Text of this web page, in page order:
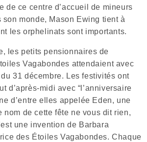
de ce centre d’accueil de mineurs
son monde, Mason Ewing tient à
les orphelinats sont importants.
les petits pensionnaires de
Vagabondes attendaient avec
31 décembre. Les festivités ont
d’après-midi avec “l’anniversaire
d’entre elles appelée Eden, une
nom de cette fête ne vous dit rien,
une invention de Barbara
des Étoiles Vagabondes. Chaque